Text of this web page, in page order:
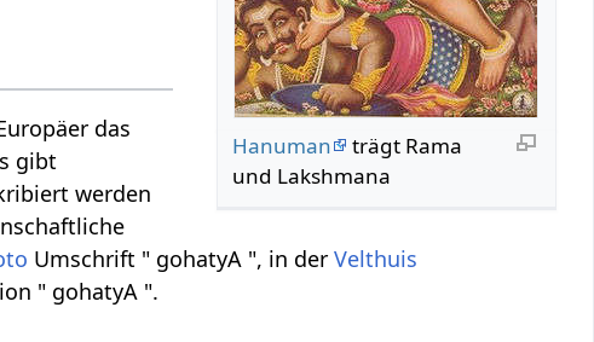
Hanuman
trägt Rama
und Lakshmana
das
gibt
werden
Umschrift " gohatyA ", in derVelthuis
" gohatyA ".